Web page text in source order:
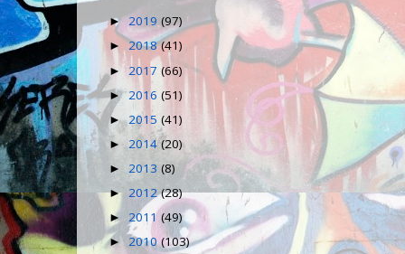
► 2019 (97)
►2018(41)
► 2017 (66)
►2016 (51)
►2015 (41)
► 2014(20)
► 2013(8)
► 2012(28)
► 2011 (49)
► 2010(103)